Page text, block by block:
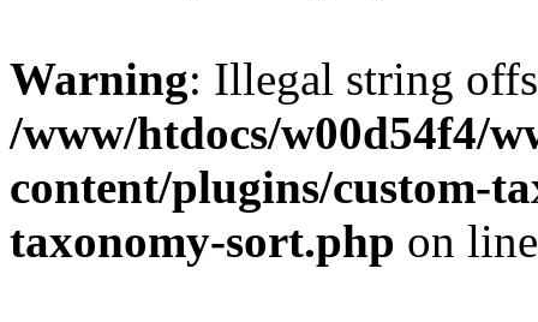
Warning: Illegal string
/www/htdocs/w00d54f4/
content/plugins/custom-
taxonomy-sort.php on